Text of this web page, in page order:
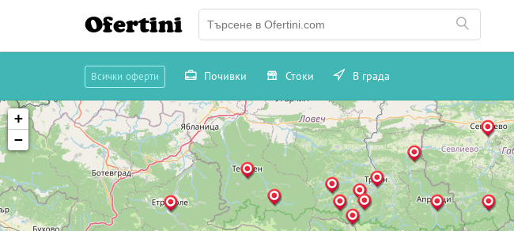
Ofertini
Всички оферти Почивки Стоки В града
+
−